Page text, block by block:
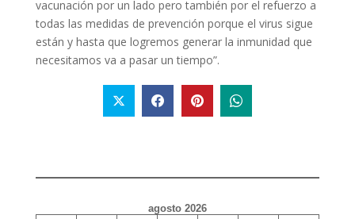
vacunación por un lado pero también por el refuerzo a
todas las medidas de prevención porque el virus sigue
están y hasta que logremos generar la inmunidad que
necesitamos va a pasar un tiempo”.
agosto 2026